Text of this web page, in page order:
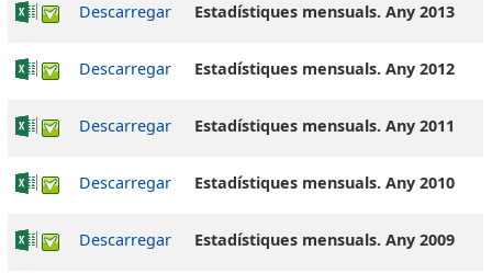
Descarregar Estadístiques mensuals. Any 2013
Descarregar Estadístiques mensuals. Any 2012
Descarregar Estadístiques mensuals. Any 2011
Descarregar Estadístiques mensuals. Any 2010
Descarregar Estadístiques mensuals. Any 2009